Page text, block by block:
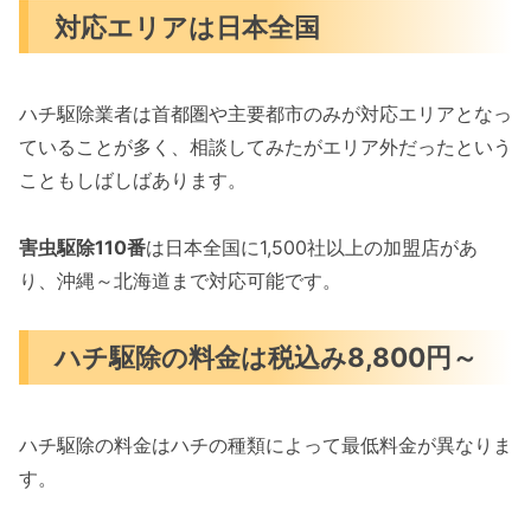
対応エリアは日本全国
ハチ駆除業者は首都圏や主要都市のみが対応エリアとなっ
ていることが多く、相談してみたがエリア外だったという
こともしばしばあります。
害虫駆除110番は日本全国に1,500社以上の加盟店があ
り、沖縄～北海道まで対応可能です。
ハチ駆除の料金は税込み8,800円～
ハチ駆除の料金はハチの種類によって最低料金が異なりま
す。